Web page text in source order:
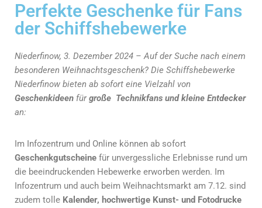
Perfekte Geschenke für Fans
der Schiffshebewerke
Niederfinow, 3. Dezember 2024 – Auf der Suche nach einem
besonderen Weihnachtsgeschenk? Die Schiffshebewerke
Niederfinow bieten ab sofort eine Vielzahl von
Geschenkideen fürgroße Technikfans und kleine Entdecker
an:
Im Infozentrum und Online können ab sofort
Geschenkgutscheine für unvergessliche Erlebnisse rund um
die beeindruckenden Hebewerke erworben werden. Im
Infozentrum und auch beim Weihnachtsmarkt am 7.12. sind
zudem tolle Kalender, hochwertige Kunst- und Fotodrucke